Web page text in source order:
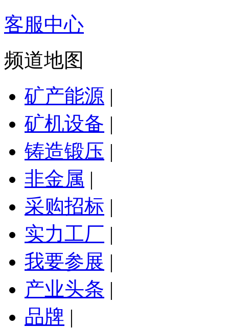
客服中心
频道地图
矿产能源 |
矿机设备 |
铸造锻压 |
非金属 |
采购招标 |
实力工厂 |
我要参展 |
产业头条 |
品牌 |